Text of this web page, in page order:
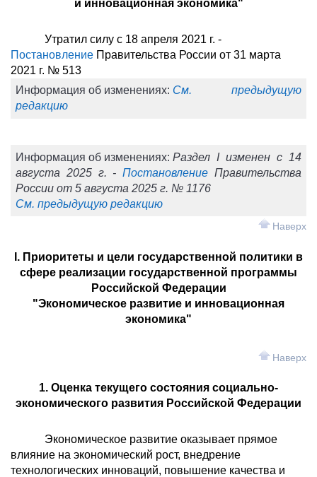
и инновационная экономика"
Утратил силу с 18 апреля 2021 г. -
Постановление Правительства России от 31 марта
2021 г. № 513
Информация об изменениях: См. предыдущую
редакцию
Информация об изменениях: Раздел I изменен с 14
августа 2025 г. -Постановление Правительства
России от 5 августа 2025 г. № 1176
См. предыдущую редакцию
I. Приоритеты и цели государственной политики в
сфере реализации государственной программы
Российской Федерации
"Экономическое развитие и инновационная
экономика"
Наверх
1. Оценка текущего состояния социально-
экономического развития Российской Федерации
Наверх
Экономическое развитие оказывает прямое
влияние на экономический рост, внедрение
технологических инноваций, повышение качества и